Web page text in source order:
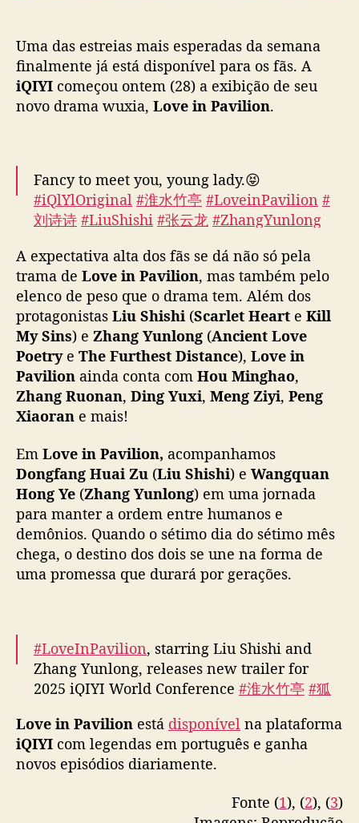
n
”
N
o
u
x
i
d
a
i
Q
I
Y
t
e
l
e
c
o
d
e
p
c
m
L
u
S
s
h
Uma das estreias mais esperadas da semana
finalmente já está disponível para os fãs. A
iQIYI começou ontem (28) a exibição de seu
novo drama wuxia, Love in Pavilion.
Fancy to meet you, young lady.😝
#iQlYlOriginal #淮水竹亭 #LoveinPavilion #
刘诗诗 #LiuShishi #张云龙 #ZhangYunlong
pic.twitter.com/z9cNjQxIdq
— iQIYI (@iQIYI)April 28, 2025
A expectativa alta dos fãs se dá não só pela
trama de Love in Pavilion, mas também pelo
elenco de peso que o drama tem. Além dos
protagonistas Liu Shishi (Scarlet Heart e Kill
My Sins) e Zhang Yunlong (Ancient Love
Poetrye The Furthest Distance), Love in
Pavilion ainda conta com Hou Minghao,
Zhang Ruonan, Ding Yuxi, Meng Ziyi, Peng
Xiaoran e mais!
Em Love in Pavilion, acompanhamos
Dongfang Huai Zu (Liu Shishi) e Wangquan
Hong Ye (Zhang Yunlong) em uma jornada
para manter a ordem entre humanos e
demônios. Quando o sétimo dia do sétimo mês
chega, o destino dos dois se une na forma de
uma promessa que durará por gerações.
#LoveInPavilion, starring Liu Shishi and
Zhang Yunlong, releases new trailer for
2025 iQIYI World Conference #淮水竹亭 #狐
pic.twitter.com/bE4DGiYaKA
— cdrama tweets (@dramapotatoe)
Love in Pavilion está disponível na plataforma
iQIYI com legendas em português e ganha
novos episódios diariamente.
Fonte (1), (2), (3)